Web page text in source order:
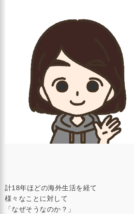
計18年ほどの海外生活を経て
様々なことに対して
「なぜそうなのか？」